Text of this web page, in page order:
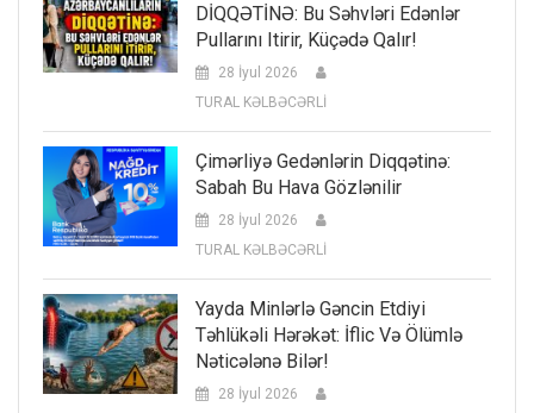
DİQQƏTİNƏ: Bu Səhvləri Edənlər
Pullarını Itirir, Küçədə Qalır!
28 İyul 2026
TURAL KƏLBƏCƏRLİ
Çimərliyə Gedənlərin Diqqətinə:
Sabah Bu Hava Gözlənilir
28 İyul 2026
TURAL KƏLBƏCƏRLİ
Yayda Minlərlə Gəncin Etdiyi
Təhlükəli Hərəkət: İflic Və Ölümlə
Nəticələnə Bilər!
28 İyul 2026